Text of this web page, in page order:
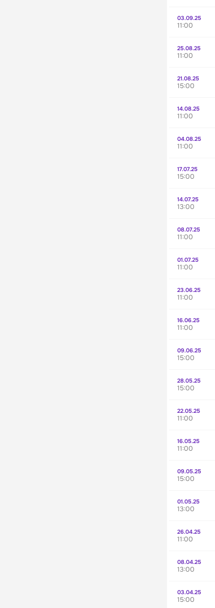
03.09.25
11:00
25.08.25
11:00
21.08.25
15:00
14.08.25
11:00
04.08.25
11:00
17.07.25
15:00
14.07.25
13:00
08.07.25
11:00
01.07.25
11:00
23.06.25
11:00
16.06.25
11:00
09.06.25
15:00
28.05.25
15:00
22.05.25
11:00
16.05.25
11:00
09.05.25
15:00
01.05.25
13:00
26.04.25
11:00
08.04.25
13:00
03.04.25
15:00